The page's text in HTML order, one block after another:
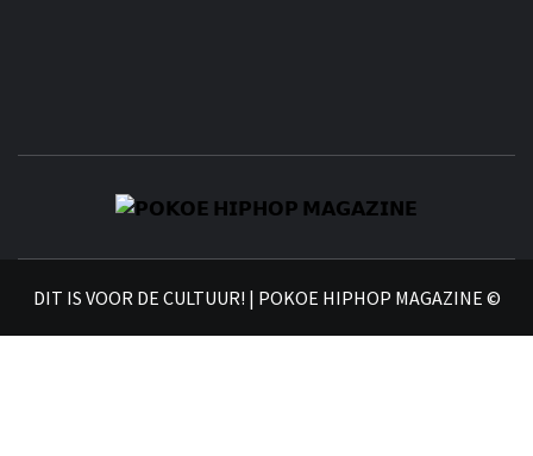
DIT IS VOOR DE CULTUUR! | POKOE HIPHOP MAGAZINE ©